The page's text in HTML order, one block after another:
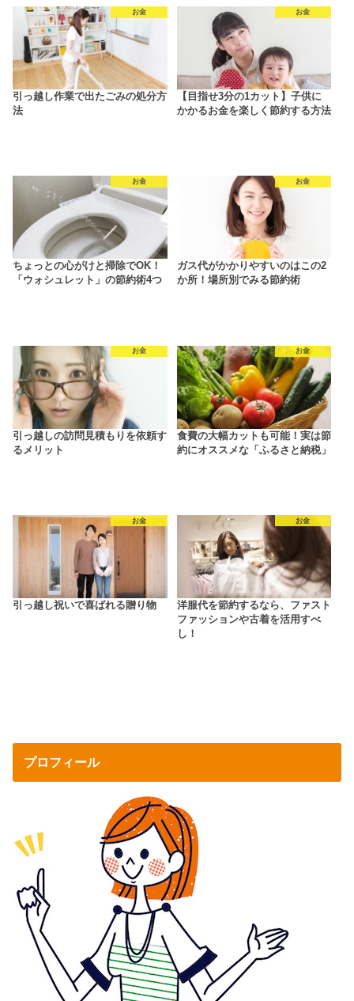
お金
引っ越し作業で出たごみの処分方
法
お金
【目指せ3分の1カット】子供に
かかるお金を楽しく節約する方法
お金
ちょっとの心がけと掃除でOK！
「ウォシュレット」の節約術4つ
お金
ガス代がかかりやすいのはこの2
か所！場所別でみる節約術
お金
引っ越しの訪問見積もりを依頼す
るメリット
お金
食費の大幅カットも可能！実は節
約にオススメな「ふるさと納税」
お金
引っ越し祝いで喜ばれる贈り物
お金
洋服代を節約するなら、ファスト
ファッションや古着を活用すべ
し！
プロフィール